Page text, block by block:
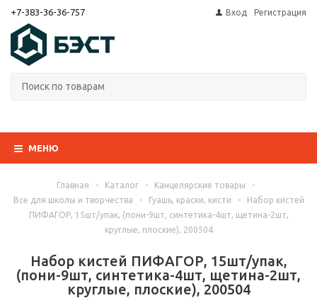
+7-383-36-36-757 Вход Регистрация
МЕНЮ
Главная - Каталог - Канцелярские товары
-
Все для школы и творчества
- Гуашь, краски, кисти -
Набор кистей
ПИФАГОР, 15шт/упак, (пони-9шт, синтетика-4шт, щетина-2шт,
круглые, плоские), 200504
Набор кистей ПИФАГОР, 15шт/упак,
(пони-9шт, синтетика-4шт, щетина-2шт,
круглые, плоские), 200504